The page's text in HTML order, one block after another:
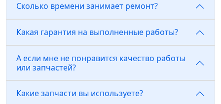
Сколько времени занимает ремонт?
Какая гарантия на выполненные работы?
А если мне не понравится качество работы
или запчастей?
Какие запчасти вы используете?